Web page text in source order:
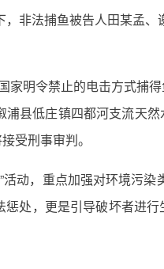
非法捕鱼被告人田某孟、
明令禁止的电击方式捕
县低庄镇四都河支流天
受刑事审判。
动，重点加强对环境污
处，更是引导破坏者进